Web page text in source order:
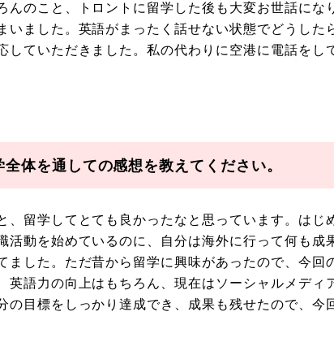
んのこと、トロントに留学した後も大変お世話に
いました。英語がまったく話せない状態でどうし
していただきました。私の代わりに空港に電話をし
全体を通しての感想を教えてください。
、留学してとても良かったなと思っています。は
活動を始めているのに、自分は海外に行って何も
ました。ただ昔から留学に興味があったので、今
英語力の向上はもちろん、現在はソーシャルメデ
の目標をしっかり達成でき、成果も残せたので、今